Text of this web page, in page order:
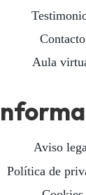
Contacto
Aula
Aviso
Política de